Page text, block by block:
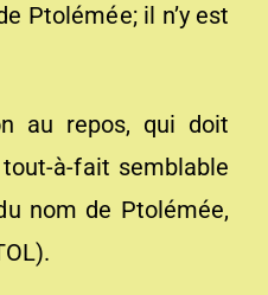
Ptolémée; il n’y est
au repos, qui doit
à-fait semblable
nom de Ptolémée,